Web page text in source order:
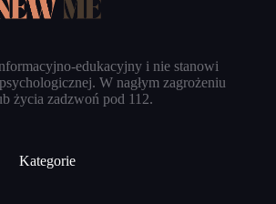
edukacyjny i nie stanowi
W nagłym zagrożeniu
życia zadzwoń pod 112.
Kategorie